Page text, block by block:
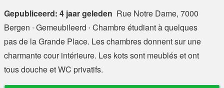
Gepubliceerd: 4 jaar geleden Rue Notre Dame, 7000
Bergen ∙ Gemeubileerd ∙ Chambre étudiant à quelques
pas de la Grande Place. Les chambres donnent sur une
charmante cour intérieure. Les kots sont meublés et ont
tous douche et WC privatifs.